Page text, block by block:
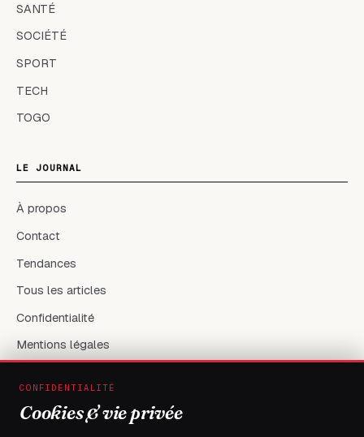
SANTÉ
SOCIÉTÉ
SPORT
TECH
TOGO
LE JOURNAL
À propos
Contact
Tendances
Tous les articles
Confidentialité
Mentions légales
RÉSEAUX & CONTACT
CONFIDENTIALITÉ
Cookies & vie privée